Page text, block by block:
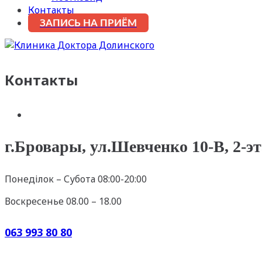
Контакты
ЗАПИСЬ НА ПРИЁМ
Контакты
г.Бровары, ул.Шевченко 10-В, 2-
Понеділок – Субота 08:00-20:00
Воскресенье 08.00 – 18.00
063 993 80 80